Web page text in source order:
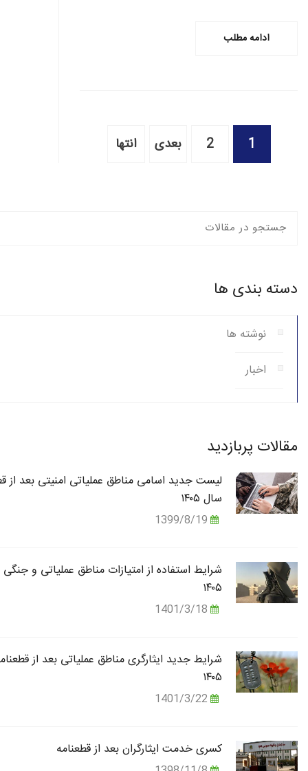
ادامه مطلب
1
2 بعدی انتها
دسته بندی ها
نوشته ها
اخبار
مقالات پربازدید
لیست جدید اسامی مناطق عملیاتی امنیتی بعد از
سال ۱۴۰۵
شرایط استفاده از امتیازات مناطق عملیاتی و
۱۴۰۵
شرایط جدید ایثارگری مناطق عملیاتی بعد از
۱۴۰۵
کسری خدمت ایثارگران بعد از قطعنامه